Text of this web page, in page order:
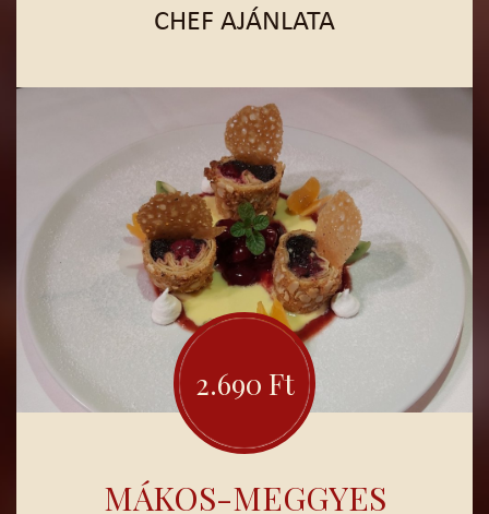
MOGYORÓHAGYMÁS
PETREZSELYMES
TÖRTBURGONYÁVAL,
ALMÁS MÉZES
PÁNDIMEGGYES
VÖRÖSBOROS PÁROLT
LILAKÁPOSZTÁVAL
CHEF AJÁNLATA
MÁKOS-MEGGYES
2.690 Ft